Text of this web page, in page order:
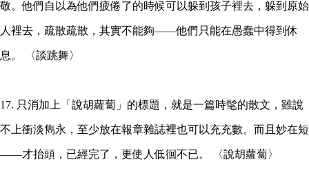
敬。他們自以為他們疲倦了的時候可以躲到孩子裡去，躲到原始
人裡去，疏散疏散，其實不能夠——他們只能在愚蠢中得到休
息。 〈談跳舞〉
17. 只消加上「說胡蘿蔔」的標題，就是一篇時髦的散文，雖說
不上衝淡雋永，至少放在報章雜誌裡也可以充充數。而且妙在短
——才抬頭，已經完了，更使人低徊不已。 〈說胡蘿蔔〉